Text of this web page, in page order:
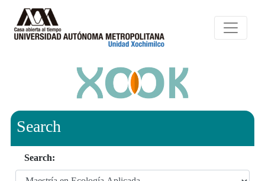
Search
Search: